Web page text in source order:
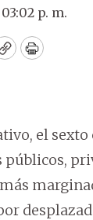
p. m.
CopyPrint
el
públicos,